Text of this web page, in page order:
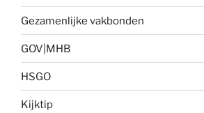
Gezamenlijke vakbonden
GOV|MHB
HSGO
Kijktip